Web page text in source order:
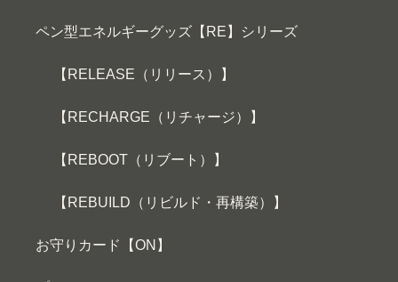
ペン型エネルギーグッズ【RE】シリーズ
【RELEASE（リリース）】
【RECHARGE（リチャージ）】
【REBOOT（リブート）】
【REBUILD（リビルド・再構築）】
お守りカード【ON】